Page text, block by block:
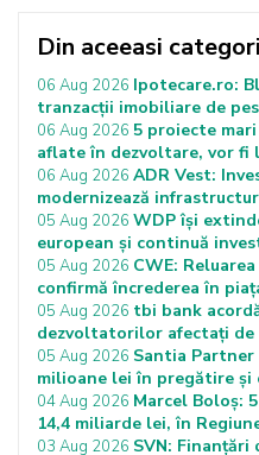
Din aceeasi
06 Aug 2026 Ipotecare.ro:
tranzacții imobiliare de
06 Aug 2026 5 proiecte
aflate în dezvoltare, vor fi
06 Aug 2026 ADR Vest:
modernizează
05 Aug 2026 WDP își
european și continuă
05 Aug 2026 CWE:
confirmă încrederea în
05 Aug 2026 tbi bank
dezvoltatorilor afectați de
05 Aug 2026 Santia
milioane lei în pregătire și
04 Aug 2026 Marcel Boloș:
14,4 miliarde lei, în
03 Aug 2026 SVN: Finanțări